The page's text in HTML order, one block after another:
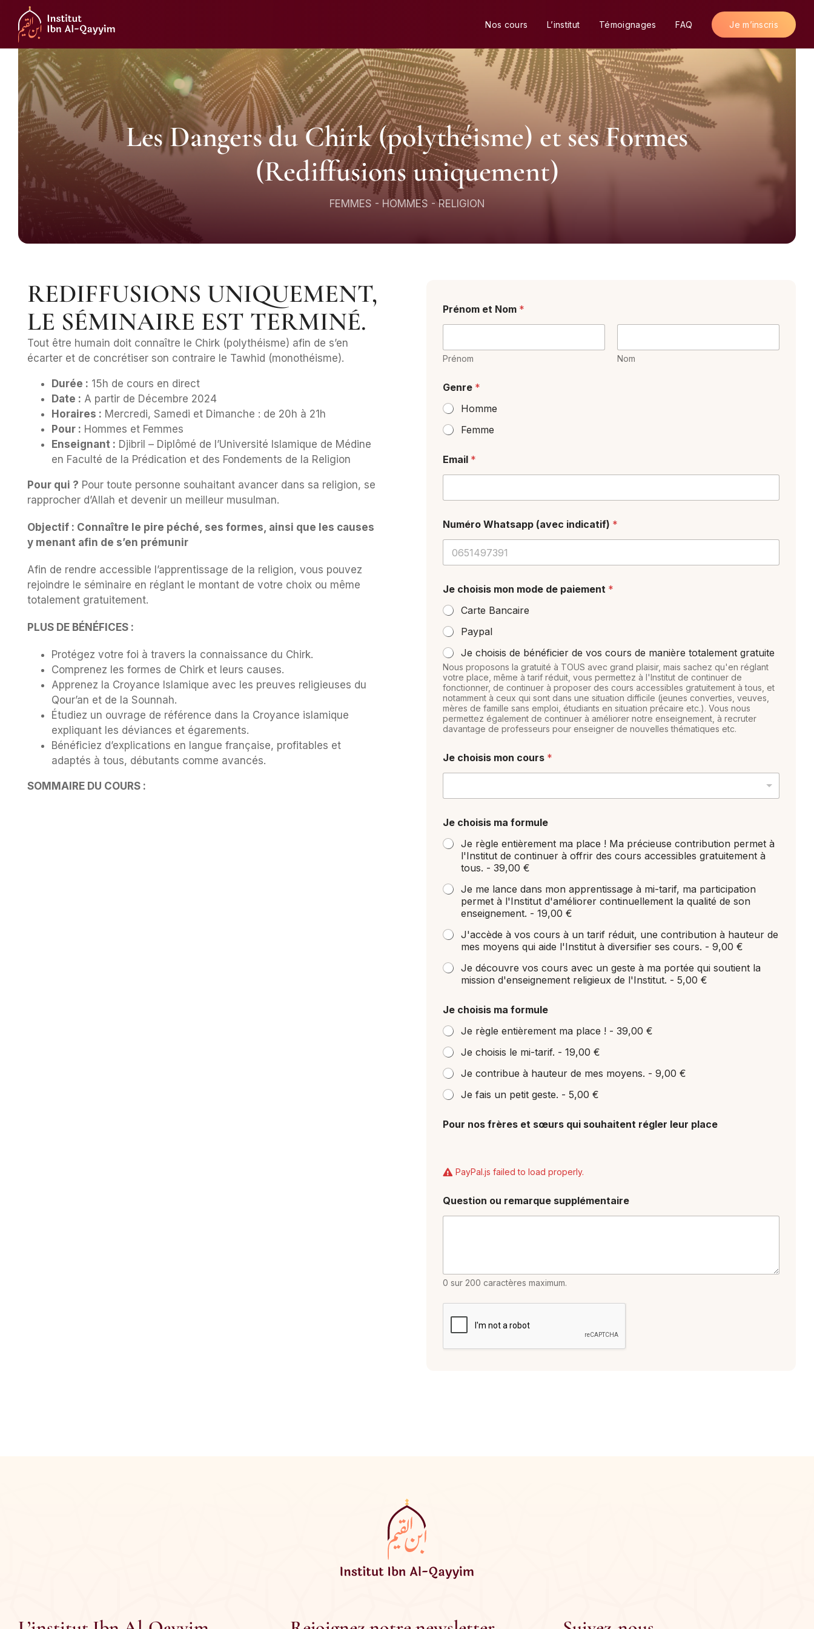
Passer
contenu
Nos cours L’institut Témoignages FAQ Je m’inscris
Les Dangers du Chirk (polythéisme) et ses Formes
(Rediffusions uniquement)
FEMMES - HOMMES -RELIGION
REDIFFUSIONS UNIQUEMENT,
LE SÉMINAIRE EST TERMINÉ.
Tout être humain doit connaître le Chirk (polythéisme) afin de s’en
écarter et de concrétiser son contraire le Tawhid (monothéisme).
Durée : 15h de cours en direct
Date : A partir de Décembre 2024
Horaires : Mercredi, Samedi et Dimanche : de 20h à 21h
Pour : Hommes et Femmes
Enseignant : Djibril – Diplômé de l’Université Islamique de Médine
en Faculté de la Prédication et des Fondements de la Religion
Pour qui ? Pour toute personne souhaitant avancer dans sa religion, se
rapprocher d’Allah et devenir un meilleur musulman.
Objectif : Connaître le pire péché, ses formes, ainsi que les causes
y menant afin de s’en prémunir
Afin de rendre accessible l’apprentissage de la religion, vous pouvez
rejoindre le séminaire en réglant le montant de votre choix ou même
totalement gratuitement.
PLUS DE BÉNÉFICES :
Protégez votre foi à travers la connaissance du Chirk.
Comprenez les formes de Chirk et leurs causes.
Apprenez la Croyance Islamique avec les preuves religieuses du
Qour’an et de la Sounnah.
Étudiez un ouvrage de référence dans la Croyance islamique
expliquant les déviances et égarements.
Bénéficiez d’explications en langue française, profitables et
adaptés à tous, débutants comme avancés.
SOMMAIRE DU COURS :
Prénom et Nom *
Prénom Nom
Genre *
Homme
Femme
Email *
Numéro Whatsapp (avec indicatif) *
Je choisis mon mode de paiement *
Carte Bancaire
Paypal
Je choisis de bénéficier de vos cours de manière totalement gratuite
Nous proposons la gratuité à TOUS avec grand plaisir, mais sachez qu'en réglant
votre place, même à tarif réduit, vous permettez à l'Institut de continuer de
fonctionner, de continuer à proposer des cours accessibles gratuitement à tous, et
notamment à ceux qui sont dans une situation difficile (jeunes converties, veuves,
mères de famille sans emploi, étudiants en situation précaire etc.). Vous nous
permettez également de continuer à améliorer notre enseignement, à recruter
davantage de professeurs pour enseigner de nouvelles thématiques etc.
Je choisis mon cours *
Je choisis ma formule
Je règle entièrement ma place ! Ma précieuse contribution permet à
l'Institut de continuer à offrir des cours accessibles gratuitement à
tous. - 39,00 €
Je me lance dans mon apprentissage à mi-tarif, ma participation
permet à l'Institut d'améliorer continuellement la qualité de son
enseignement. - 19,00 €
J'accède à vos cours à un tarif réduit, une contribution à hauteur de
mes moyens qui aide l'Institut à diversifier ses cours. - 9,00 €
Je découvre vos cours avec un geste à ma portée qui soutient la
mission d'enseignement religieux de l'Institut. - 5,00 €
Je choisis ma formule
Je règle entièrement ma place ! - 39,00 €
Je choisis le mi-tarif. - 19,00 €
Je contribue à hauteur de mes moyens. - 9,00 €
Je fais un petit geste. - 5,00 €
Pour nos frères et sœurs qui souhaitent régler leur place
PayPal.js failed to load properly.
Question ou remarque supplémentaire
0 sur 200 caractères maximum.